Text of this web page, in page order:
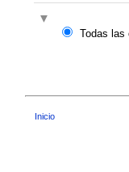
Todas las
Inicio